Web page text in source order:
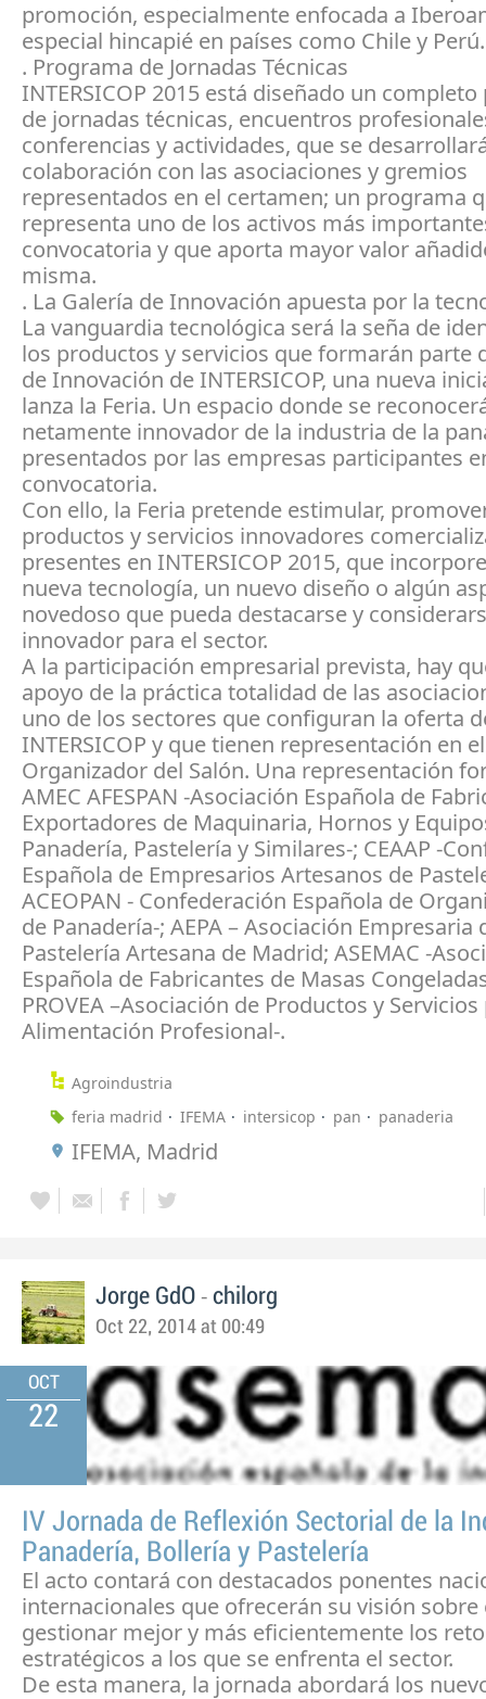
promoción, especialmente enfocada a
especial hincapié en países como Chile y Perú.
. Programa de Jornadas Técnicas
INTERSICOP 2015 está diseñado un
de jornadas técnicas, encuentros
conferencias y actividades, que se
colaboración con las asociaciones y gremios
representados en el certamen; un programa
representa uno de los activos más
convocatoria y que aporta mayor valor
misma.
. La Galería de Innovación apuesta por la
La vanguardia tecnológica será la seña de
los productos y servicios que formarán parte
de Innovación de INTERSICOP, una nueva
lanza la Feria. Un espacio donde se
netamente innovador de la industria de la
presentados por las empresas participantes
convocatoria.
Con ello, la Feria pretende estimular,
productos y servicios innovadores
presentes en INTERSICOP 2015, que
nueva tecnología, un nuevo diseño o algún
novedoso que pueda destacarse y
innovador para el sector.
A la participación empresarial prevista, hay
apoyo de la práctica totalidad de las
uno de los sectores que configuran la oferta
INTERSICOP y que tienen representación en
Organizador del Salón. Una representación
AMEC AFESPAN -Asociación Española de
Exportadores de Maquinaria, Hornos y
Panadería, Pastelería y Similares-; CEAAP -
Española de Empresarios Artesanos de
ACEOPAN - Confederación Española de
de Panadería-; AEPA – Asociación Empresaria
Pastelería Artesana de Madrid; ASEMAC -
Española de Fabricantes de Masas
PROVEA –Asociación de Productos y
Alimentación Profesional-.
Agroindustria
feria madrid
IFEMA intersicop pan panaderia
IFEMA, Madrid
Jorge GdO - chilorg
Oct 22, 2014 at 00:49
OCT
22
IV Jornada de Reflexión Sectorial de la
Panadería, Bollería y Pastelería
El acto contará con destacados ponentes
internacionales que ofrecerán su visión sobre
gestionar mejor y más eficientemente los
estratégicos a los que se enfrenta el sector.
De esta manera, la jornada abordará los